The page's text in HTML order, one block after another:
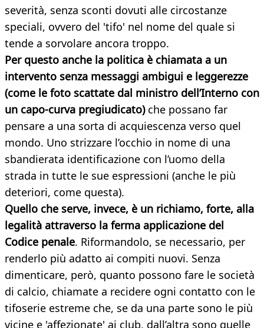
severità, senza sconti dovuti alle circostanze
speciali, ovvero del 'tifo' nel nome del quale si
tende a sorvolare ancora troppo.
Per questo anche la politica è chiamata a un
intervento senza messaggi ambigui e leggerezze
(come le foto scattate dal ministro dell’Interno con
un capo-curva pregiudicato)che possano far
pensare a una sorta di acquiescenza verso quel
mondo. Uno strizzare l’occhio in nome di una
sbandierata identificazione con l’uomo della
strada in tutte le sue espressioni (anche le più
deteriori, come questa).
Quello che serve, invece, è un richiamo, forte, alla
legalità attraverso la ferma applicazione del
Codice penale. Riformandolo, se necessario, per
renderlo più adatto ai compiti nuovi. Senza
dimenticare, però, quanto possono fare le società
di calcio, chiamate a recidere ogni contatto con le
tifoserie estreme che, se da una parte sono le più
vicine e 'affezionate' ai club, dall’altra sono quelle